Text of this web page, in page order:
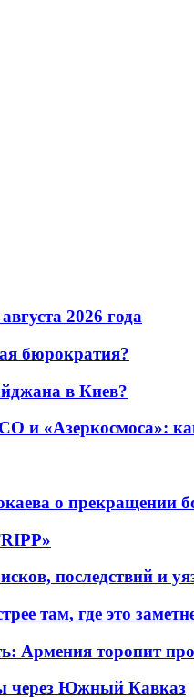
2026 года
бюрократия?
в Киев?
и «Азеркосмоса»:
о прекращении
последствий и
там, где это
Армения торопит
через Южный Кавказ